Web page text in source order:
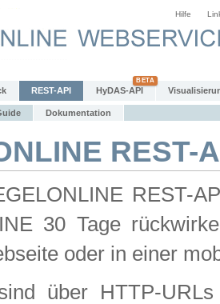
Hilfe
REST-API HyDAS-API
Dokumentation
REST-
REST-
30 Tage
oder in einer
über HTTP-